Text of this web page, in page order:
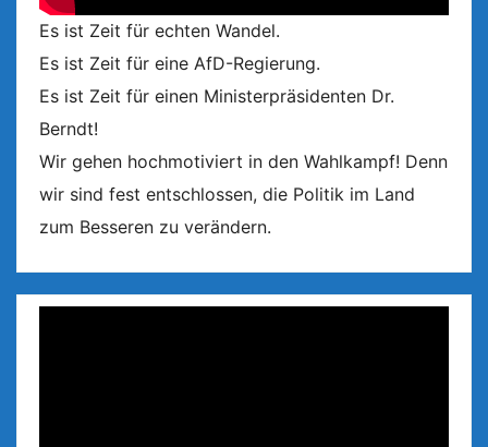
Es ist Zeit für echten Wandel.
Es ist Zeit für eine AfD-Regierung.
Es ist Zeit für einen Ministerpräsidenten Dr.
Berndt!
Wir gehen hochmotiviert in den Wahlkampf! Denn
wir sind fest entschlossen, die Politik im Land
zum Besseren zu verändern.